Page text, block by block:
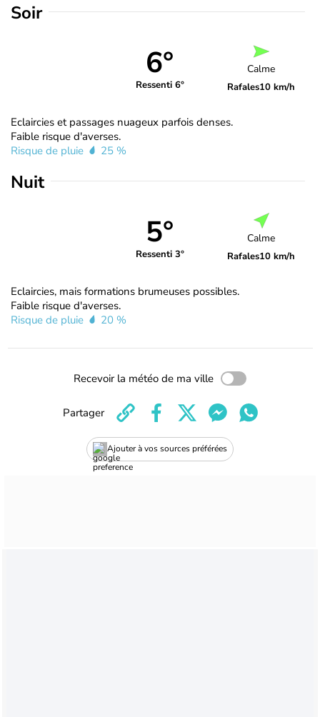
Soir
6°
Ressenti 6°
Calme
Rafales10 km/h
Eclaircies et passages nuageux parfois denses.
Faible risque d'averses.
Risque de pluie
25 %
Nuit
5°
Ressenti 3°
Calme
Rafales10 km/h
Eclaircies, mais formations brumeuses possibles.
Faible risque d'averses.
Risque de pluie
20 %
Recevoir la météo de ma ville
Ajouter à vos sources préférées
Partager